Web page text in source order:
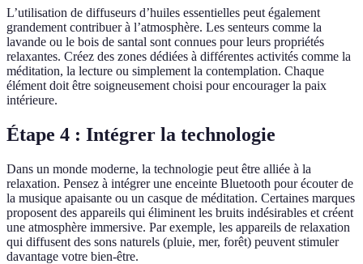
L’utilisation de diffuseurs d’huiles essentielles peut également
grandement contribuer à l’atmosphère. Les senteurs comme la
lavande ou le bois de santal sont connues pour leurs propriétés
relaxantes. Créez des zones dédiées à différentes activités comme la
méditation, la lecture ou simplement la contemplation. Chaque
élément doit être soigneusement choisi pour encourager la paix
intérieure.
Étape 4 : Intégrer la technologie
Dans un monde moderne, la technologie peut être alliée à la
relaxation. Pensez à intégrer une enceinte Bluetooth pour écouter de
la musique apaisante ou un casque de méditation. Certaines marques
proposent des appareils qui éliminent les bruits indésirables et créent
une atmosphère immersive. Par exemple, les appareils de relaxation
qui diffusent des sons naturels (pluie, mer, forêt) peuvent stimuler
davantage votre bien-être.